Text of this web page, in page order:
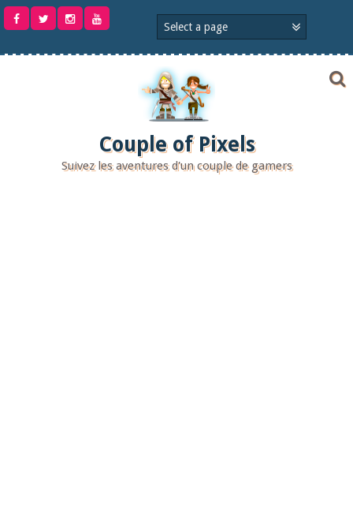
Aller
Couple of Pixels
Suivez les aventures d'un couple de gamers